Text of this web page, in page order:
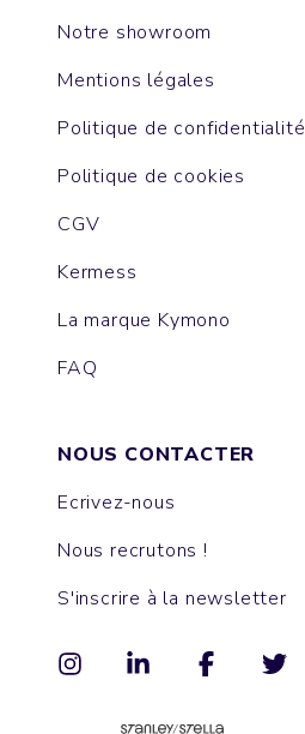
Notre showroom
Mentions légales
Politique de confidentialité
Politique de cookies
CGV
Kermess
La marque Kymono
FAQ
NOUS CONTACTER
Ecrivez-nous
Nous recrutons !
S'inscrire à la newsletter